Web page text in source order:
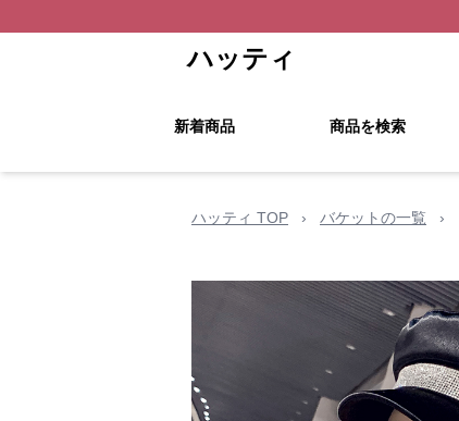
ハッティ
新着商品 商品を検索
ハッティ TOP › バケットの一覧 ›